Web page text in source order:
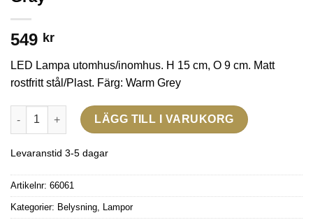
549 kr
LED Lampa utomhus/inomhus. H 15 cm, O 9 cm. Matt
rostfritt stål/Plast. Färg: Warm Grey
Spirit LED utomhuslampa 15 cm Warm Gray mängd
LÄGG TILL I VARUKORG
Levaranstid 3-5 dagar
Artikelnr: 66061
Kategorier: Belysning, Lampor